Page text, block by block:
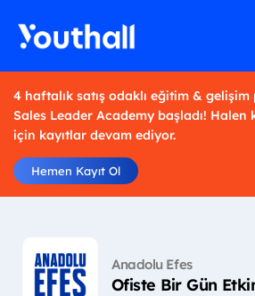
4 haftalık satış odaklı eğitim &
Sales Leader Academy başladı! Halen
için kayıtlar devam ediyor.
Hemen Kayıt Ol
Anadolu Efes
Ofiste Bir Gün